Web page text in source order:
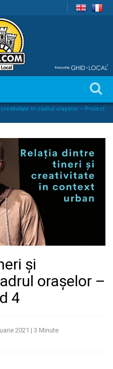
în cadrul orașelor – Proiect
și
orașelor –
4
2021 | 3 Minute